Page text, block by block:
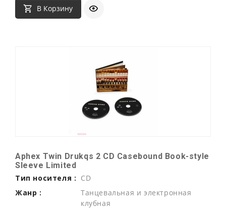
В Корзину
Aphex Twin Drukqs 2 CD Casebound Book-style
Sleeve Limited
Тип носителя : CD
Жанр :
Танцевальная и электронная
клубная